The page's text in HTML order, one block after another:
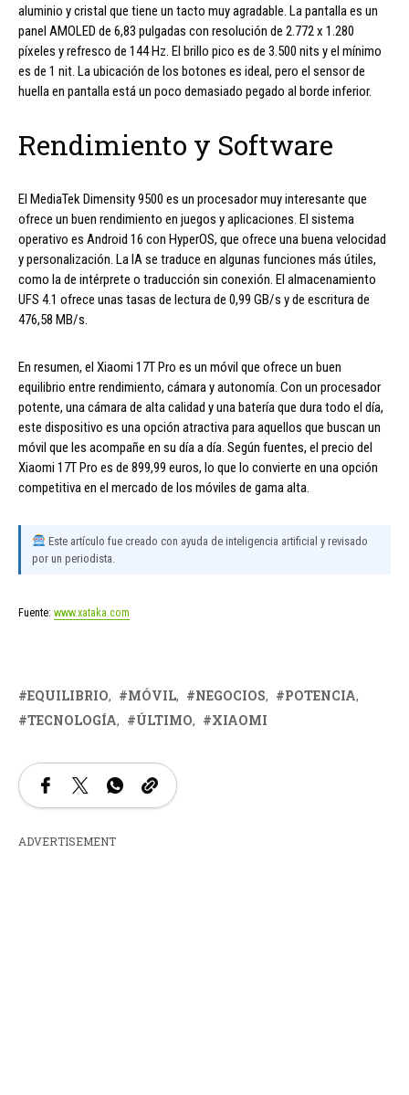
aluminio y cristal que tiene un tacto muy agradable. La pantalla es un
panel AMOLED de 6,83 pulgadas con resolución de 2.772 x 1.280
píxeles y refresco de 144 Hz. El brillo pico es de 3.500 nits y el mínimo
es de 1 nit. La ubicación de los botones es ideal, pero el sensor de
huella en pantalla está un poco demasiado pegado al borde inferior.
Rendimiento y Software
El MediaTek Dimensity 9500 es un procesador muy interesante que
ofrece un buen rendimiento en juegos y aplicaciones. El sistema
operativo es Android 16 con HyperOS, que ofrece una buena velocidad
y personalización. La IA se traduce en algunas funciones más útiles,
como la de intérprete o traducción sin conexión. El almacenamiento
UFS 4.1 ofrece unas tasas de lectura de 0,99 GB/s y de escritura de
476,58 MB/s.
En resumen, el Xiaomi 17T Pro es un móvil que ofrece un buen
equilibrio entre rendimiento, cámara y autonomía. Con un procesador
potente, una cámara de alta calidad y una batería que dura todo el día,
este dispositivo es una opción atractiva para aquellos que buscan un
móvil que les acompañe en su día a día. Según fuentes, el precio del
Xiaomi 17T Pro es de 899,99 euros, lo que lo convierte en una opción
competitiva en el mercado de los móviles de gama alta.
Este artículo fue creado con ayuda de inteligencia artificial y revisado
por un periodista.
Fuente: www.xataka.com
EQUILIBRIO MÓVIL NEGOCIOS
POTENCIA
TECNOLOGÍA
ÚLTIMO XIAOMI
ADVERTISEMENT